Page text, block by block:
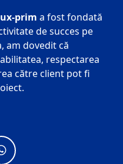
prim a fost fondată
de succes pe
am dovedit că
respectarea
către client pot fi